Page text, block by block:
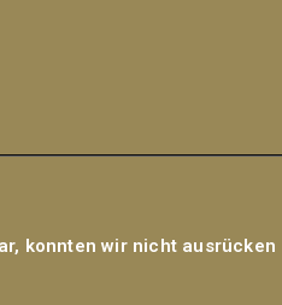
konnten wir nicht ausrücken